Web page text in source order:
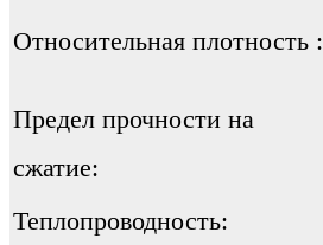
Относительная плотность :
Предел прочности на
сжатие:
Теплопроводность: